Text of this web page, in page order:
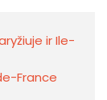
ir Ile-
France